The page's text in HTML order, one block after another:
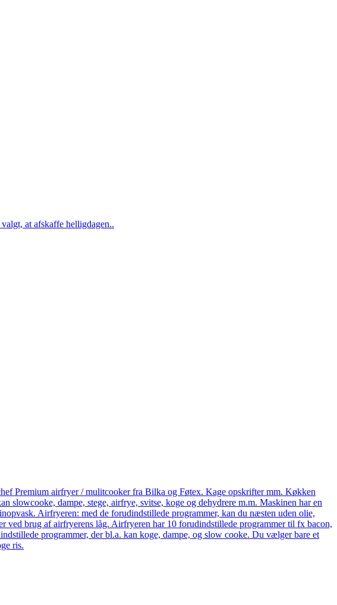
at afskaffe helligdagen..
Premium airfryer / mulitcooker fra Bilka og Føtex. Kage opskrifter mm. Køkken
slowcooke, dampe, stege, airfrye, svitse, koge og dehydrere m.m. Maskinen har en
Airfryeren: med de forudindstillede programmer, kan du næsten uden olie,
ved brug af airfryerens låg. Airfryeren har 10 forudindstillede programmer til fx bacon,
programmer, der bl.a. kan koge, dampe, og slow cooke. Du vælger bare et
ris.